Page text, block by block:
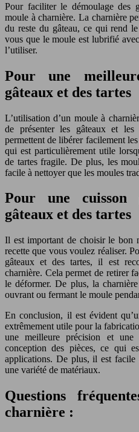
Pour faciliter le démoulage des
moule à charnière. La charnière
du reste du gâteau, ce qui rend
vous que le moule est lubrifié
l’utiliser.
Pour une
gâteaux et des tartes
L’utilisation d’un moule à
de présenter les gâteaux et
permettent de libérer facilement
qui est particulièrement utile
de tartes fragile. De plus, les
facile à nettoyer que les moules
Pour une cuisson
gâteaux et des tartes
Il est important de choisir le bon
recette que vous voulez réaliser.
gâteaux et des tartes, il est
charnière. Cela permet de retirer
le déformer. De plus, la
ouvrant ou fermant le moule
En conclusion, il est évident
extrêmement utile pour la
une meilleure précision et
conception des pièces, ce qui
applications. De plus, il est
une variété de matériaux.
Questions
charnière :